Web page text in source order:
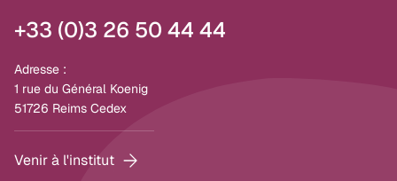
+33 (0)3 26 50 44 44
Adresse :
1 rue du Général Koenig
51726 Reims Cedex
Venir à l'institut